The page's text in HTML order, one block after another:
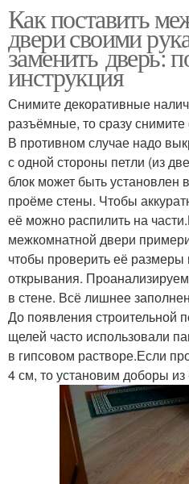
Как поставить
двери своими
заменить дверь:
инструкция
Снимите декоративные
разъёмные, то сразу снимите
В противном случае надо
с одной стороны петли (из
блок может быть
проёме стены. Чтобы
её можно распилить на
межкомнатной двери
чтобы проверить её
открывания.
в стене. Всё лишнее
До появления строительной
щелей часто использовали
в гипсовом растворе.Если
4 см, то установим доборы из